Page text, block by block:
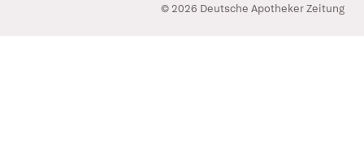
© 2026 Deutsche Apotheker Zeitung